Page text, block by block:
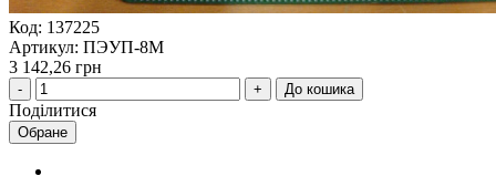
Код: 137225
Артикул: ПЭУП-8М
3 142,26 грн
До кошика
Поділитися
Обране